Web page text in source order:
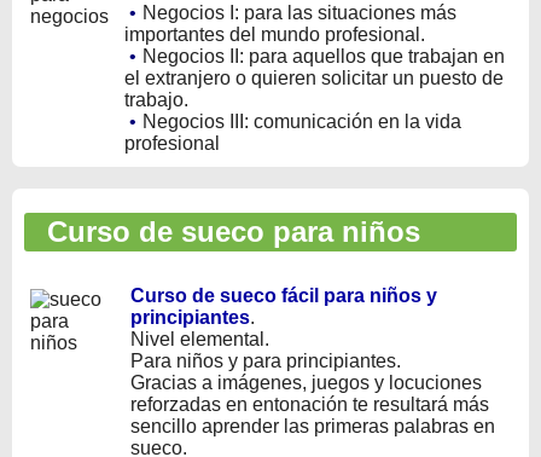
• Negocios I: para las situaciones más
importantes del mundo profesional.
• Negocios II: para aquellos que trabajan en
el extranjero o quieren solicitar un puesto de
trabajo.
• Negocios III: comunicación en la vida
profesional
Curso de sueco para niños
Curso de sueco fácil para niños y
principiantes.
Nivel elemental.
Para niños y para principiantes.
Gracias a imágenes, juegos y locuciones
reforzadas en entonación te resultará más
sencillo aprender las primeras palabras en
sueco.